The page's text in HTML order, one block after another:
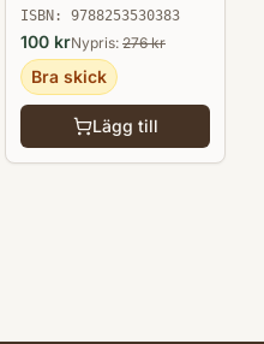
ISBN: 9788253530383
100 krNypris: 276kr
Bra skick
Lägg till